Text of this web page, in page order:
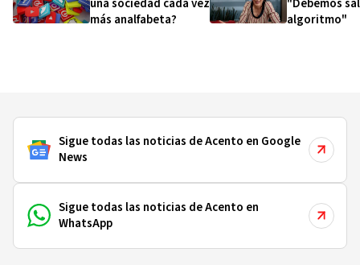
más analfabeta?
algoritmo"
Sigue todas las noticias de Acento en Google
News
Sigue todas las noticias de Acento en
WhatsApp